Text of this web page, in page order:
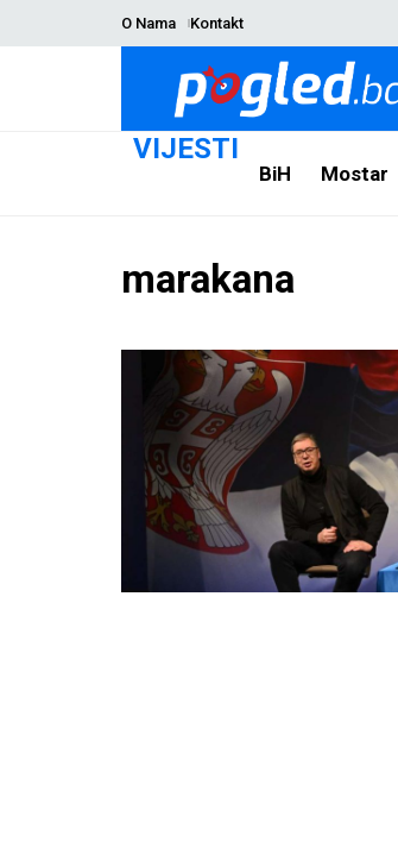
O Nama Kontakt
VIJESTI
BiH Mostar
marakana